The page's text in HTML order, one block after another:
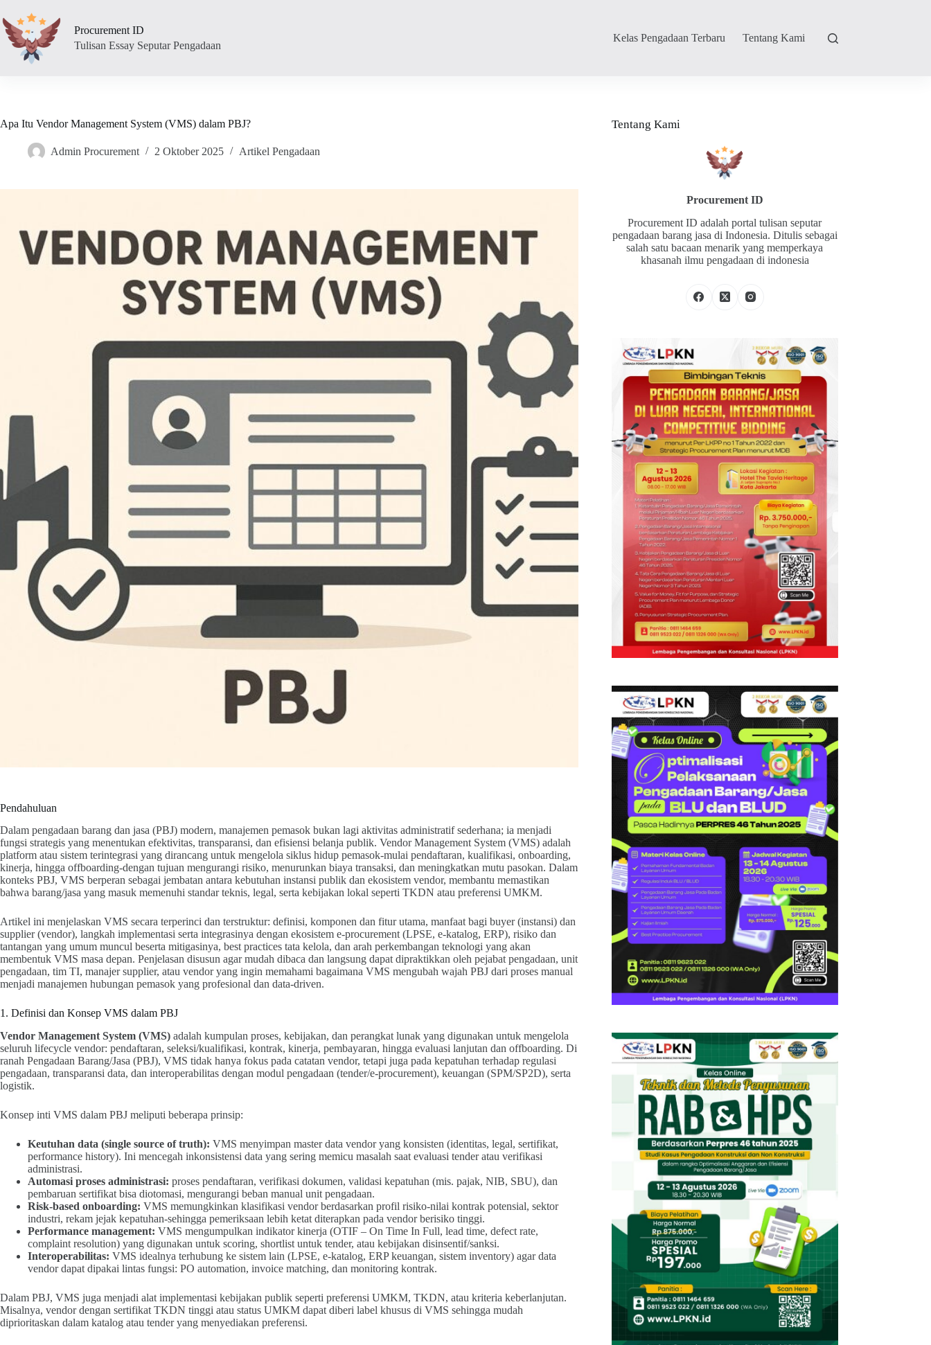
to
content
Procurement ID
Tulisan Essay Seputar Pengadaan
Kelas Pengadaan Terbaru Tentang Kami
Apa Itu Vendor Management System (VMS) dalam PBJ?
Admin Procurement 2 Oktober 2025 Artikel Pengadaan
Pendahuluan
Dalam pengadaan barang dan jasa (PBJ) modern, manajemen pemasok bukan lagi aktivitas administratif sederhana; ia menjadi
fungsi strategis yang menentukan efektivitas, transparansi, dan efisiensi belanja publik. Vendor Management System (VMS) adalah
platform atau sistem terintegrasi yang dirancang untuk mengelola siklus hidup pemasok-mulai pendaftaran, kualifikasi, onboarding,
kinerja, hingga offboarding-dengan tujuan mengurangi risiko, menurunkan biaya transaksi, dan meningkatkan mutu pasokan. Dalam
konteks PBJ, VMS berperan sebagai jembatan antara kebutuhan instansi publik dan ekosistem vendor, membantu memastikan
bahwa barang/jasa yang masuk memenuhi standar teknis, legal, serta kebijakan lokal seperti TKDN atau preferensi UMKM.
Artikel ini menjelaskan VMS secara terperinci dan terstruktur: definisi, komponen dan fitur utama, manfaat bagi buyer (instansi) dan
supplier (vendor), langkah implementasi serta integrasinya dengan ekosistem e-procurement (LPSE, e-katalog, ERP), risiko dan
tantangan yang umum muncul beserta mitigasinya, best practices tata kelola, dan arah perkembangan teknologi yang akan
membentuk VMS masa depan. Penjelasan disusun agar mudah dibaca dan langsung dapat dipraktikkan oleh pejabat pengadaan, unit
pengadaan, tim TI, manajer supplier, atau vendor yang ingin memahami bagaimana VMS mengubah wajah PBJ dari proses manual
menjadi manajemen hubungan pemasok yang profesional dan data-driven.
1. Definisi dan Konsep VMS dalam PBJ
Vendor Management System (VMS) adalah kumpulan proses, kebijakan, dan perangkat lunak yang digunakan untuk mengelola
seluruh lifecycle vendor: pendaftaran, seleksi/kualifikasi, kontrak, kinerja, pembayaran, hingga evaluasi lanjutan dan offboarding. Di
ranah Pengadaan Barang/Jasa (PBJ), VMS tidak hanya fokus pada catatan vendor, tetapi juga pada kepatuhan terhadap regulasi
pengadaan, transparansi data, dan interoperabilitas dengan modul pengadaan (tender/e-procurement), keuangan (SPM/SP2D), serta
logistik.
Konsep inti VMS dalam PBJ meliputi beberapa prinsip:
Keutuhan data (single source of truth): VMS menyimpan master data vendor yang konsisten (identitas, legal, sertifikat,
performance history). Ini mencegah inkonsistensi data yang sering memicu masalah saat evaluasi tender atau verifikasi
administrasi.
Automasi proses administrasi: proses pendaftaran, verifikasi dokumen, validasi kepatuhan (mis. pajak, NIB, SBU), dan
pembaruan sertifikat bisa diotomasi, mengurangi beban manual unit pengadaan.
Risk-based onboarding: VMS memungkinkan klasifikasi vendor berdasarkan profil risiko-nilai kontrak potensial, sektor
industri, rekam jejak kepatuhan-sehingga pemeriksaan lebih ketat diterapkan pada vendor berisiko tinggi.
Performance management: VMS mengumpulkan indikator kinerja (OTIF – On Time In Full, lead time, defect rate,
complaint resolution) yang digunakan untuk scoring, shortlist untuk tender, atau kebijakan disinsentif/sanksi.
Interoperabilitas: VMS idealnya terhubung ke sistem lain (LPSE, e-katalog, ERP keuangan, sistem inventory) agar data
vendor dapat dipakai lintas fungsi: PO automation, invoice matching, dan monitoring kontrak.
Dalam PBJ, VMS juga menjadi alat implementasi kebijakan publik seperti preferensi UMKM, TKDN, atau kriteria keberlanjutan.
Misalnya, vendor dengan sertifikat TKDN tinggi atau status UMKM dapat diberi label khusus di VMS sehingga mudah
diprioritaskan dalam katalog atau tender yang menyediakan preferensi.
Tentang Kami
Procurement ID
Procurement ID adalah portal tulisan seputar
pengadaan barang jasa di Indonesia. Ditulis sebagai
salah satu bacaan menarik yang memperkaya
khasanah ilmu pengadaan di indonesia